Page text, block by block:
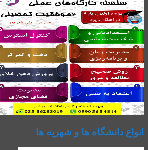
انواع دانشگاه ها و شهریه ها